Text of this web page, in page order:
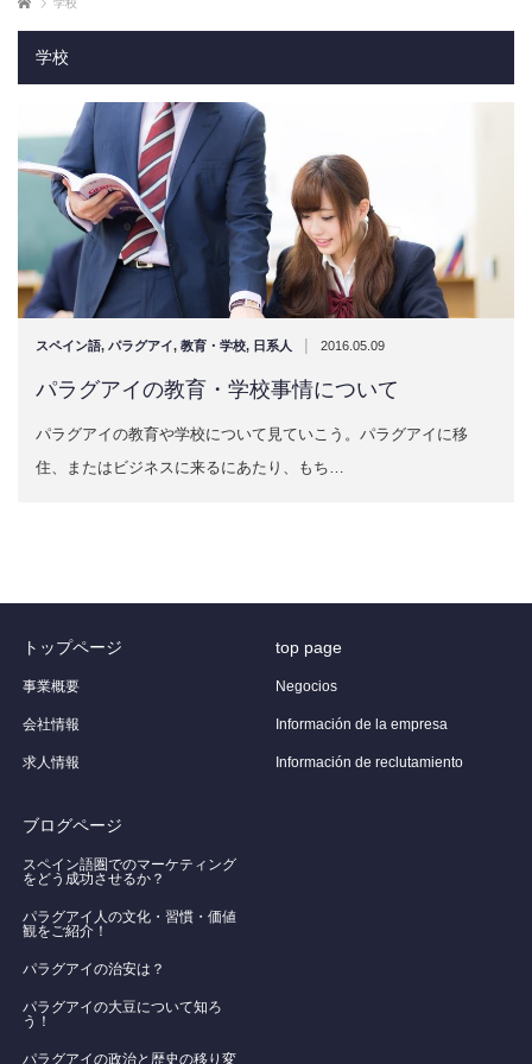
学校
学校
スペイン語, パラグアイ, 教育・学校, 日系人 | 2016.05.09
パラグアイの教育・学校事情について
パラグアイの教育や学校について見ていこう。​パラグアイに移
住、またはビジネスに来るにあたり、もち…
トップページ
事業概要
会社情報
求人情報
top page
Negocios
Información de la empresa
Información de reclutamiento
ブログページ
スペイン語圏でのマーケティング
をどう成功させるか？
パラグアイ人の文化・習慣・価値
観をご紹介！
​パラグアイの治安は？
パラグアイの大豆について知ろ
う！
​パラグアイの政治と歴史の移り変